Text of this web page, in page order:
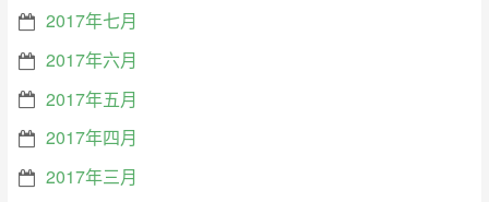
2017年七月
2017年六月
2017年五月
2017年四月
2017年三月